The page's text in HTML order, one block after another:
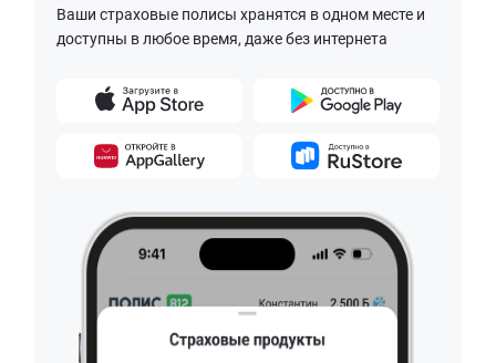
Ваши страховые полисы хранятся в одном месте и
доступны в любое время, даже без интернета